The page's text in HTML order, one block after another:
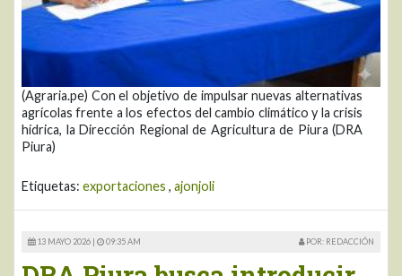
(Agraria.pe) Con el objetivo de impulsar nuevas alternativas
agrícolas frente a los efectos del cambio climático y la crisis
hídrica, la Dirección Regional de Agricultura de Piura (DRA
Piura)
Etiquetas: exportaciones , ajonjoli
13 MAYO 2026 | 09:35 AM POR: REDACCIÓN